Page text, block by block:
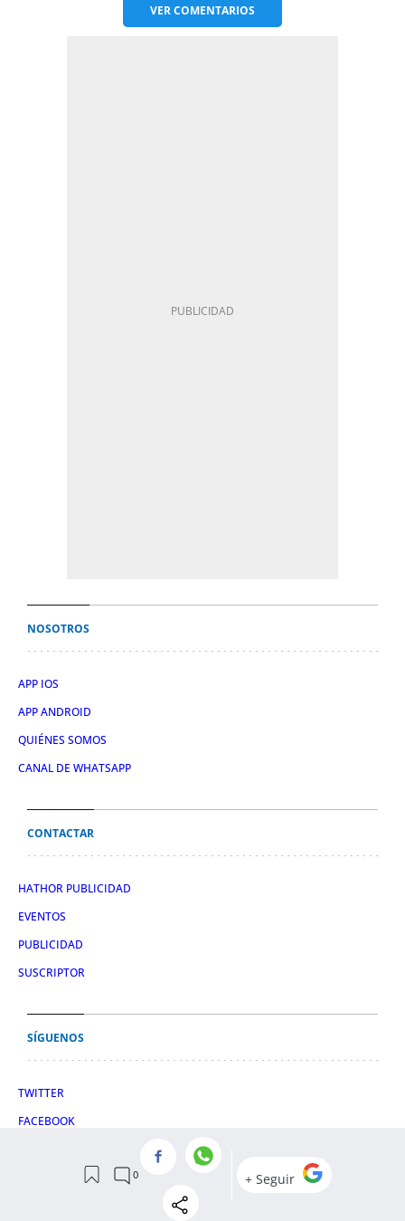
VERCOMENTARIOS
NOSOTROS
APP IOS
APP ANDROID
QUIÉNES SOMOS
CANAL DE WHATSAPP
CONTACTAR
HATHOR PUBLICIDAD
EVENTOS
PUBLICIDAD
SUSCRIPTOR
SÍGUENOS
TWITTER
FACEBOOK